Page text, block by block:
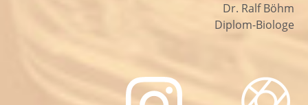
Dr. Ralf Böhm
Diplom-Biologe